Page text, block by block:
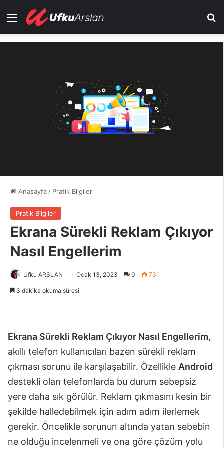
Menü
Anasayfa/ Pratik Bilgiler
Pratik Bilgiler
Ekrana Sürekli Reklam Çıkıyor
Nasıl Engellerim
Ufku ARSLAN Ocak 13, 2023 0 731
3 dakika okuma süresi
Ekrana Sürekli Reklam Çıkıyor Nasıl Engellerim,
akıllı telefon kullanıcıları bazen sürekli reklam
çıkması sorunu ile karşılaşabilir. Özellikle Android
destekli olan telefonlarda bu durum sebepsiz
yere daha sık görülür. Reklam çıkmasını kesin bir
şekilde halledebilmek için adım adım ilerlemek
gerekir. Öncelikle sorunun altında yatan sebebin
ne olduğu incelenmeli ve ona göre çözüm yolu